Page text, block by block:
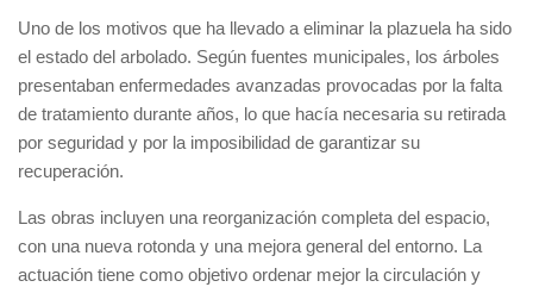
Uno de los motivos que ha llevado a eliminar la plazuela ha sido
el estado del arbolado. Según fuentes municipales, los árboles
presentaban enfermedades avanzadas provocadas por la falta
de tratamiento durante años, lo que hacía necesaria su retirada
por seguridad y por la imposibilidad de garantizar su
recuperación.
Las obras incluyen una reorganización completa del espacio,
con una nueva rotonda y una mejora general del entorno. La
actuación tiene como objetivo ordenar mejor la circulación y